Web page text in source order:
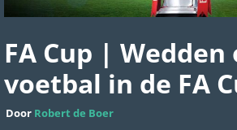
FA Cup | Wedden
voetbal in de FA
Door Robert de Boer